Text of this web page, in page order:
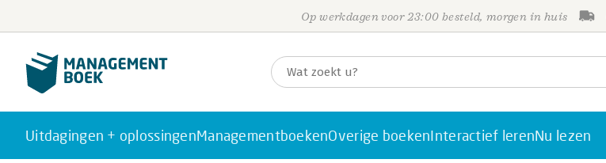
Op werkdagen voor 23:00 besteld, morgen in huis
Uitdagingen + oplossingenManagementboekenOverige boekenInteractief lerenNu lezen